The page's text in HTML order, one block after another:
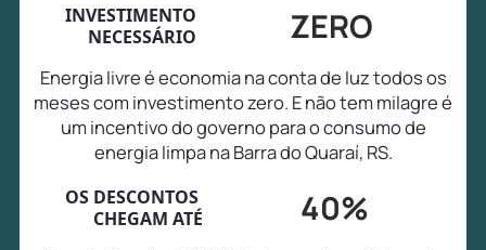
INVESTIMENTO
NECESSÁRIO
ZERO
Energia livre é economia na conta de luz todos os
meses com investimento zero. E não tem milagre é
um incentivo do governo para o consumo de
energia limpa na Barra do Quaraí, RS.
OS DESCONTOS
CHEGAM ATÉ
40%